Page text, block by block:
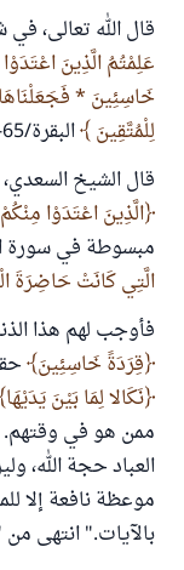
قال الله تعالى،
عَلِمْتُمُ الَّذِينَ
خَاسِئِينَ * فَجَعَلْنَاهَا
لِلْمُتَّقِينَ البقرة/65-66.
قال الشيخ
الَّذِينَ اعْتَدَوْا
مبسوطة في سورة
الَّتِي كَانَتْ حَاضِرَةَ
فأوجب لهم هذا
قِرَدَةً خَاسِئِينَ
نَكَالا لِمَا بَيْنَ يَدَيْهَا
ممن هو في وقتهم.
العباد حجة الله،
موعظة نافعة إلا
بالآيات." انتهى من